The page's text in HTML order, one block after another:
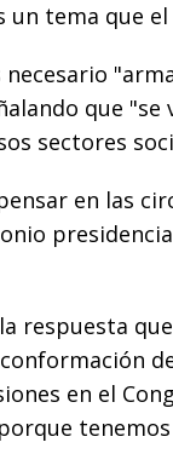
un tema que
que "se
sectores
en las
respuesta
en el
tenemos